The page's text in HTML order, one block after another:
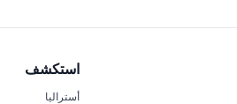
استكشف
أستراليا